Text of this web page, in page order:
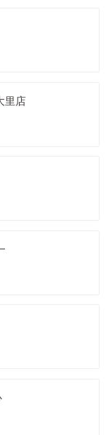
里店